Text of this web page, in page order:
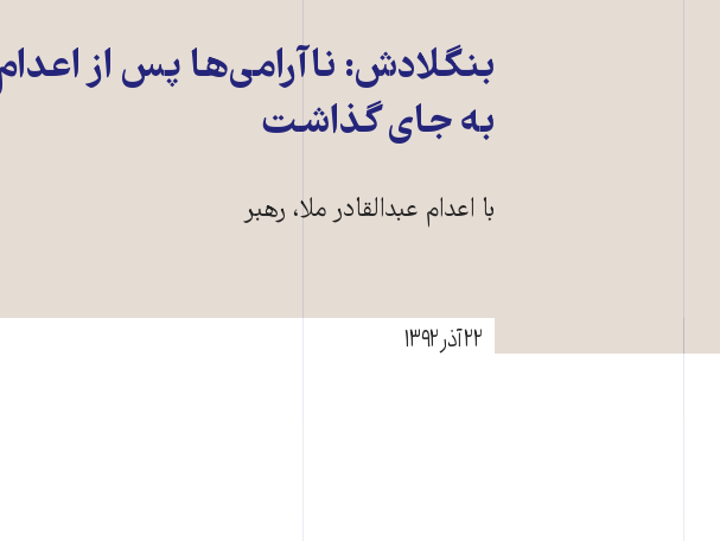
بنگلادش: ناآرامی‌ها پس از
به جای گذاشت
با اعدام عبدالقادر ملا، رهبر
۲۲ آذر ۱۳۹۲